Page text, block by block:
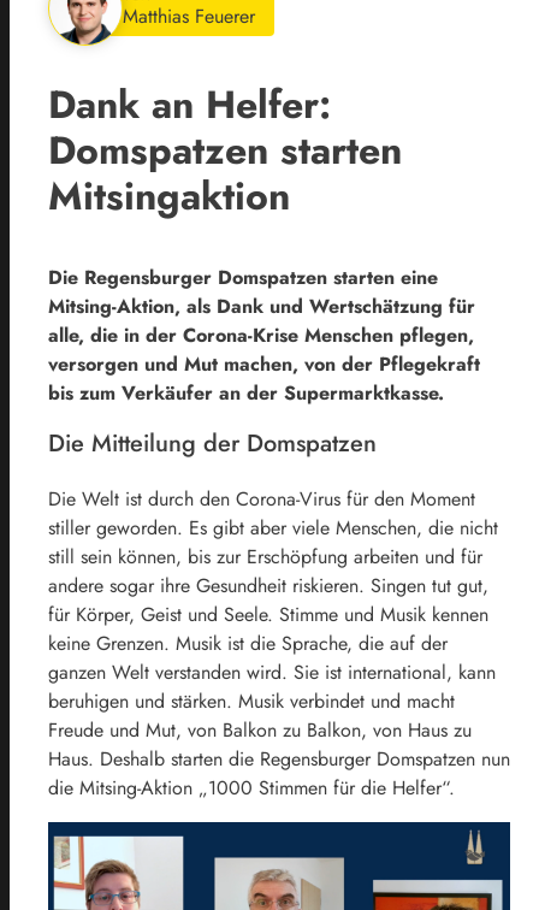
Matthias Feuerer
Dank an Helfer:
Domspatzen starten
Mitsingaktion
Die Regensburger Domspatzen starten eine
Mitsing-Aktion, als Dank und Wertschätzung für
alle, die in der Corona-Krise Menschen pflegen,
versorgen und Mut machen, von der Pflegekraft
bis zum Verkäufer an der Supermarktkasse.
Die Mitteilung der Domspatzen
Die Welt ist durch den Corona-Virus für den Moment
stiller geworden. Es gibt aber viele Menschen, die nicht
still sein können, bis zur Erschöpfung arbeiten und für
andere sogar ihre Gesundheit riskieren. Singen tut gut,
für Körper, Geist und Seele. Stimme und Musik kennen
keine Grenzen. Musik ist die Sprache, die auf der
ganzen Welt verstanden wird. Sie ist international, kann
beruhigen und stärken. Musik verbindet und macht
Freude und Mut, von Balkon zu Balkon, von Haus zu
Haus. Deshalb starten die Regensburger Domspatzen nun
die Mitsing-Aktion „1000 Stimmen für die Helfer“.